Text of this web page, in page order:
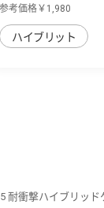
参考価格￥1,980
ハイブリット
耐衝撃ハイブリッ